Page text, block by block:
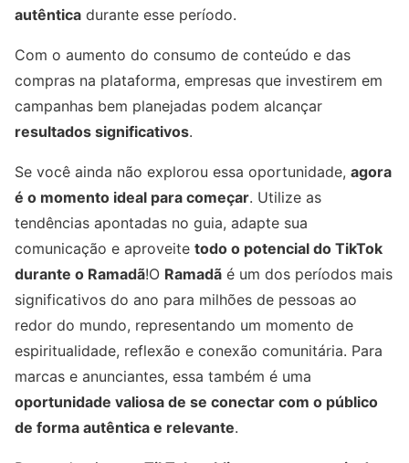
autêntica durante esse período.
Com o aumento do consumo de conteúdo e das
compras na plataforma, empresas que investirem em
campanhas bem planejadas podem alcançar
resultados significativos.
Se você ainda não explorou essa oportunidade, agora
é o momento ideal para começar. Utilize as
tendências apontadas no guia, adapte sua
comunicação e aproveite todo o potencial do TikTok
durante o Ramadã!O Ramadã é um dos períodos mais
significativos do ano para milhões de pessoas ao
redor do mundo, representando um momento de
espiritualidade, reflexão e conexão comunitária. Para
marcas e anunciantes, essa também é uma
oportunidade valiosa de se conectar com o público
de forma autêntica e relevante.